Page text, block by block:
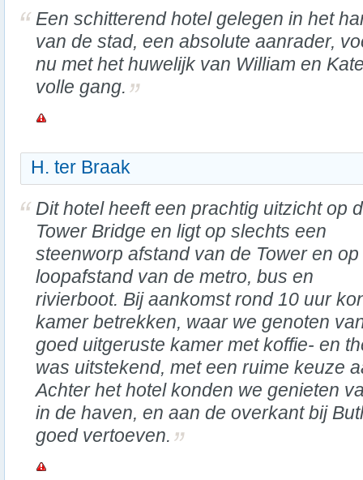
Een schitterend hotel gelegen in het
van de stad, een absolute aanrader,
nu met het huwelijk van William en
volle gang.
H. ter Braak
Dit hotel heeft een prachtig uitzicht op
Tower Bridge en ligt op slechts een
steenworp afstand van de Tower en op
loopafstand van de metro, bus en
rivierboot. Bij aankomst rond 10 uur
kamer betrekken, waar we genoten
goed uitgeruste kamer met koffie- en
was uitstekend, met een ruime keuze
Achter het hotel konden we genieten
in de haven, en aan de overkant bij
goed vertoeven.